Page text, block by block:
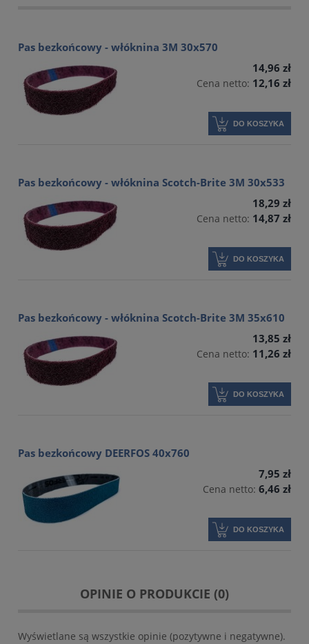
Pas bezkońcowy - włóknina 3M 30x570
14,96 zł
Cena netto: 12,16 zł
DO KOSZYKA
Pas bezkońcowy - włóknina Scotch-Brite 3M 30x533
18,29 zł
Cena netto: 14,87 zł
DO KOSZYKA
Pas bezkońcowy - włóknina Scotch-Brite 3M 35x610
13,85 zł
Cena netto: 11,26 zł
DO KOSZYKA
Pas bezkońcowy DEERFOS 40x760
7,95 zł
Cena netto: 6,46 zł
DO KOSZYKA
OPINIE O PRODUKCIE (0)
Wyświetlane są wszystkie opinie (pozytywne i negatywne).